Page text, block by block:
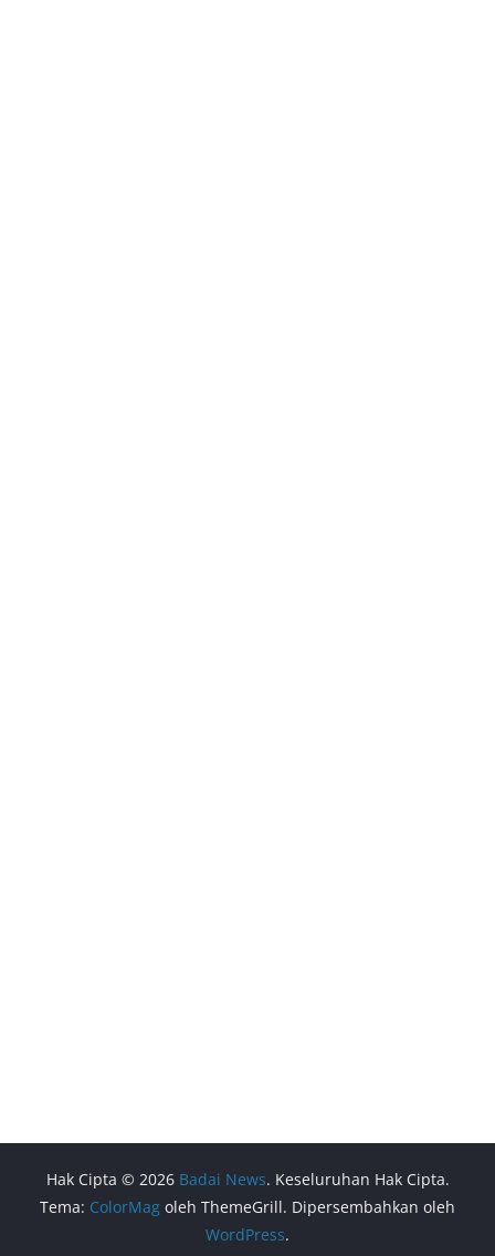
Hak Cipta © 2026 Badai News. Keseluruhan Hak Cipta.
Tema: ColorMag oleh ThemeGrill. Dipersembahkan oleh
WordPress.